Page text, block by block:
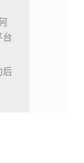
台
后